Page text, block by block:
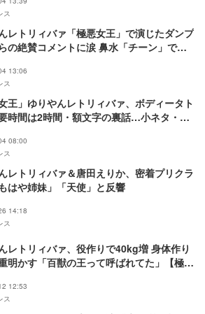
ス
レトリィバァ「極悪女王」で演じたダンプ
の絶賛コメントに涙 鼻水「チーン」で博
13:06
ス
王」ゆりやんレトリィバァ、ボディータト
時間は2時間・額文字の裏話…小ネタ・ト
08:00
ス
レトリィバァ＆唐田えりか、密着プリクラ
はや姉妹」「天使」と反響
14:18
ス
レトリィバァ、役作りで40kg増 身体作り
明かす「百獣の王って呼ばれてた」【極悪
12:53
ス